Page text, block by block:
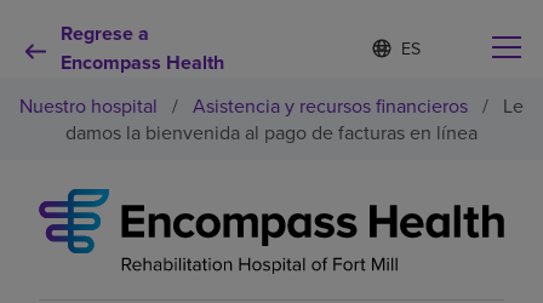
Regrese a
Encompass Health
Lista
de
contraída
d
o
m
e
c
Por qué debe elegirnos
Nuestro hospital / Asistencia y recursos financieros / Le
damos la bienvenida al pago de facturas en línea